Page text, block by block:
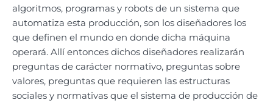
algoritmos, programas y robots de un sistema que
automatiza esta producción, son los diseñadores los
que definen el mundo en donde dicha máquina
operará. Allí entonces dichos diseñadores realizarán
preguntas de carácter normativo, preguntas sobre
valores, preguntas que requieren las estructuras
sociales y normativas que el sistema de producción de